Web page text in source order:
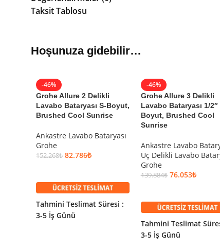
Garanti Bilgisi
Ürün Kodu:20188GN1
Kategori: Üç Delikli Lavabo
Marka:
Grohe
Allure
Fırçalı Altın
Etiketler:
Taksit Tablosu
Hoşunuza gidebilir…
-46%
Grohe Allure 2 Delikli
Lavabo Bataryası S-Boyut,
Brushed Cool Sunrise
Ankastre Lavabo Bataryası
Grohe
152.268₺ 82.786₺
Tahmini Teslimat Süresi :
3-5 İş Günü
-46%
Grohe Allure 3 Delikli
Lavabo Bataryası 1/2″
Boyut, Brushed Cool
Sunrise
Ankastre Lavabo
Üç Delikli Lavabo
Grohe
139.884₺ 76.053₺
Tahmini Teslimat
3-5 İş Günü